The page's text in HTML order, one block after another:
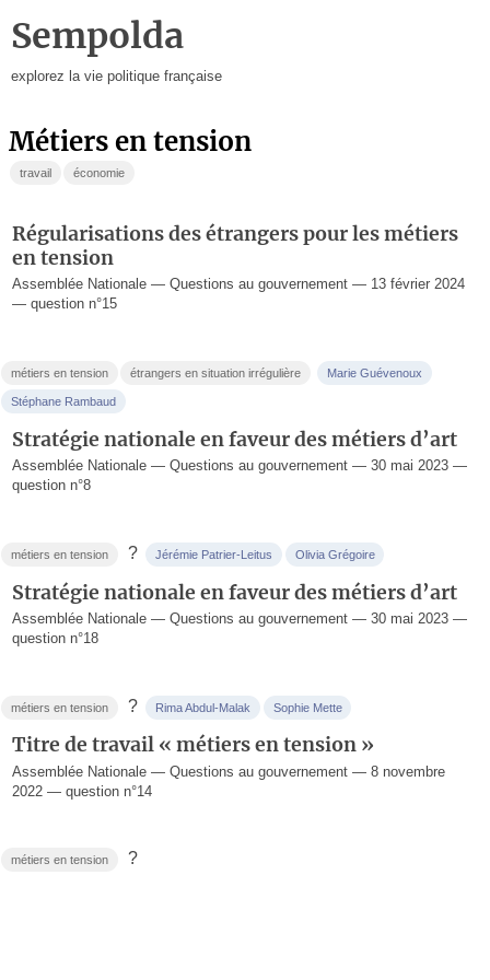
Sempolda
explorez la vie politique française
métiers en tension
travail économie
Régularisations des étrangers pour les métiers
en tension
Assemblée Nationale — Questions au gouvernement — 13 février 2024
— question n°15
métiers en tension étrangers en situation irrégulière Marie Guévenoux
Stéphane Rambaud
Stratégie nationale en faveur des métiers d’art
Assemblée Nationale — Questions au gouvernement — 30 mai 2023 —
question n°8
métiers en tension ? Jérémie Patrier-Leitus Olivia Grégoire
Stratégie nationale en faveur des métiers d’art
Assemblée Nationale — Questions au gouvernement — 30 mai 2023 —
question n°18
métiers en tension ? Rima Abdul-Malak Sophie Mette
Titre de travail « métiers en tension »
Assemblée Nationale — Questions au gouvernement — 8 novembre
2022 — question n°14
métiers en tension ?